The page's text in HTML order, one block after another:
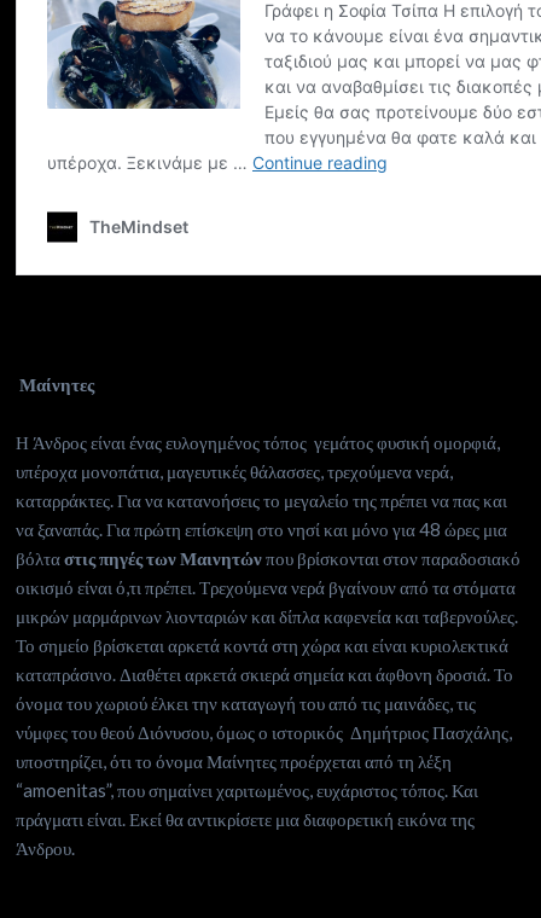
Μαίνητες
Η Άνδρος είναι ένας ευλογημένος τόπος γεμάτος φυσική ομορφιά,
υπέροχα μονοπάτια, μαγευτικές θάλασσες, τρεχούμενα νερά,
καταρράκτες. Για να κατανοήσεις το μεγαλείο της πρέπει να πας και
να ξαναπάς. Για πρώτη επίσκεψη στο νησί και μόνο για 48 ώρες μια
βόλταστις πηγές των Μαινητώνπου βρίσκονται στον παραδοσιακό
οικισμό είναι ό,τι πρέπει. Τρεχούμενα νερά βγαίνουν από τα στόματα
μικρών μαρμάρινων λιονταριών και δίπλα καφενεία και ταβερνούλες.
Το σημείο βρίσκεται αρκετά κοντά στη χώρα και είναι κυριολεκτικά
καταπράσινο. Διαθέτει αρκετά σκιερά σημεία και άφθονη δροσιά. Το
όνομα του χωριού έλκει την καταγωγή του από τις μαινάδες, τις
νύμφες του θεού Διόνυσου, όμως ο ιστορικός Δημήτριος Πασχάλης,
υποστηρίζει, ότι το όνομα Μαίνητες προέρχεται από τη λέξη
“amoenitas”, που σημαίνει χαριτωμένος, ευχάριστος τόπος. Και
πράγματι είναι. Εκεί θα αντικρίσετε μια διαφορετική εικόνα της
Άνδρου.